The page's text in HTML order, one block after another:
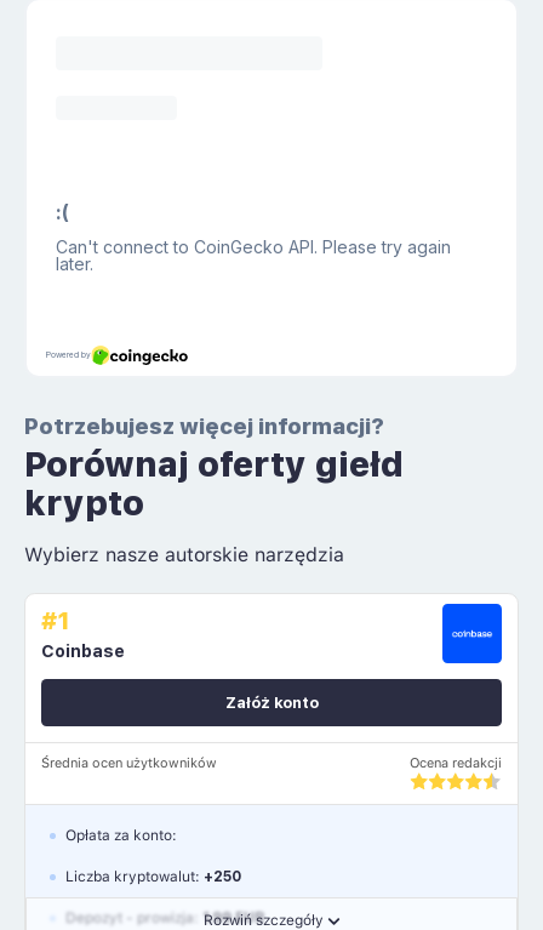
Potrzebujesz więcej informacji?
Porównaj oferty giełd
krypto
Wybierz nasze autorskie narzędzia
#1
Coinbase
Średnia ocen użytkowników Ocena redakcji
Załóż konto
Rozwiń szczegóły
Opłata za konto:
Liczba kryptowalut: +250
Depozyt - prowizja: 1.99 EUR